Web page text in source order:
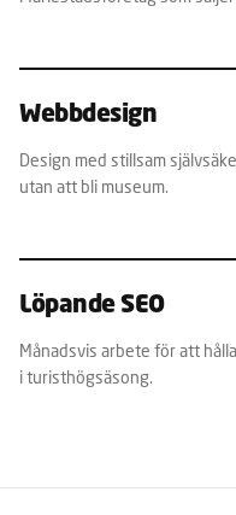
Webbdesign
Design med stillsam
utan att bli museum.
Löpande SEO
Månadsvis arbete för att
i turisthögsäsong.